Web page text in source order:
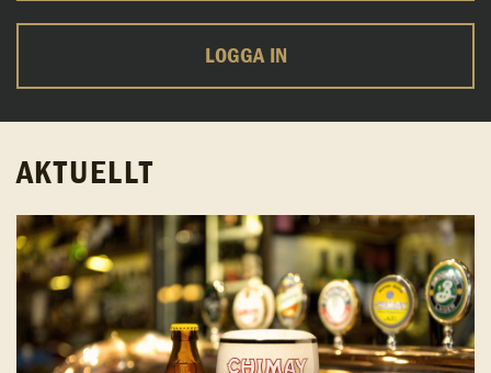
LOGGA IN
AKTUELLT